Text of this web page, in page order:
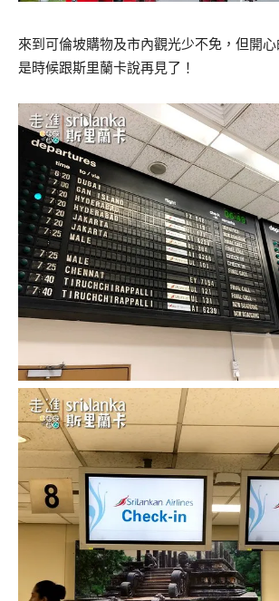
來到可倫坡購物及市內觀光少不免，但開
是時候跟斯里蘭卡說再見了！